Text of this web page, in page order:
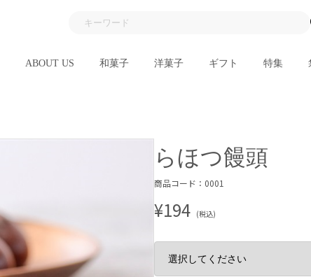
ABOUT US 和菓子 洋菓子 ギフト 特集
らほつ饅頭
商品コード：0001
¥194 (税込)